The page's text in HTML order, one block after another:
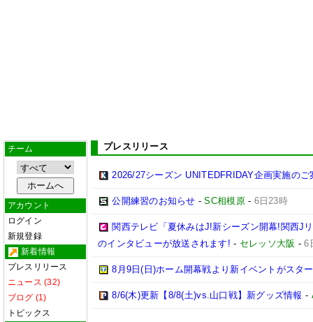
チーム
アカウント
ログイン
新規登録
新着情報
プレスリリース
ニュース (32)
ブログ (1)
トピックス
プレスリリース
2026/27シーズン UNITEDFRIDAY企画実施のご
公開練習のお知らせ -SC相模原- 6日23時
関西テレビ「夏休みはJ!新シーズン開幕!関西J
のインタビューが放送されます! - セレッソ大阪 -6
8月9日(日)ホーム開幕戦より新イベントがスタ
8/6(木)更新【8/8(土)vs.山口戦】新グッズ情報 -